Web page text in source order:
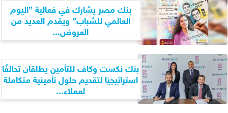
بنك مصر يشارك في فعالية ”اليوم
العالمي للشباب” ويقدم العديد من
العروض...
بنك نكست وكاف للتأمين يطلقان تحالفًا
استراتيجيًا لتقديم حلول تأمينية متكاملة
لعملاء...